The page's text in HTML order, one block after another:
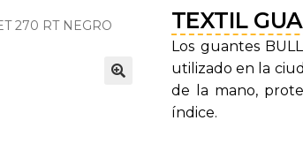
270 RT NEGRO TEXTIL
Los guantes
utilizado en la
de la mano,
índice.